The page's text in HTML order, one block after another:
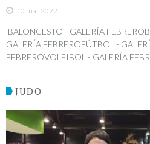
10 mar 2022
BALONCESTO - GALERÍA
GALERÍA FEBREROFÚTBOL -
FEBREROVOLEIBOL - GALERÍA
JUDO